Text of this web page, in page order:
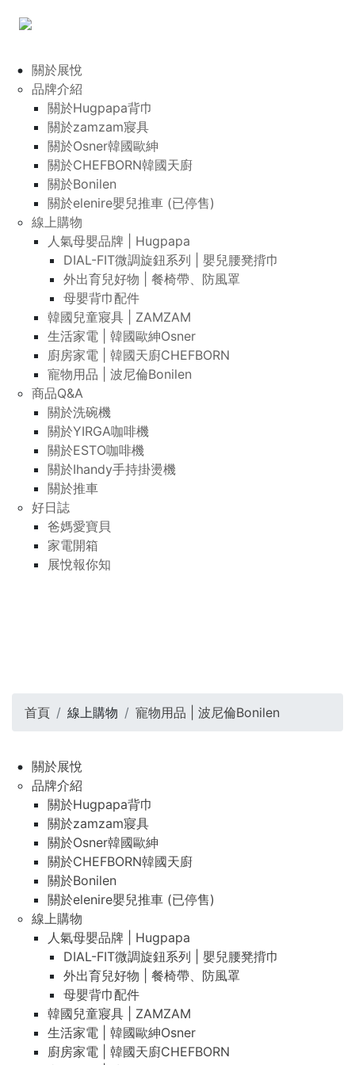
關於展悅
品牌介紹
關於Hugpapa背巾
關於zamzam寢具
關於Osner韓國歐紳
關於CHEFBORN韓國天廚
關於Bonilen
關於elenire嬰兒推車 (已停售)
線上購物
人氣母嬰品牌 | Hugpapa
DIAL-FIT微調旋鈕系列 | 嬰兒腰凳揹巾
外出育兒好物 | 餐椅帶、防風罩
母嬰背巾配件
韓國兒童寢具 | ZAMZAM
生活家電 | 韓國歐紳Osner
廚房家電 | 韓國天廚CHEFBORN
寵物用品 | 波尼倫Bonilen
商品Q&A
關於洗碗機
關於YIRGA咖啡機
關於ESTO咖啡機
關於Ihandy手持掛燙機
關於推車
好日誌
爸媽愛寶貝
家電開箱
展悅報你知
首頁 線上購物 寵物用品 | 波尼倫Bonilen
關於展悅
品牌介紹
關於Hugpapa背巾
關於zamzam寢具
關於Osner韓國歐紳
關於CHEFBORN韓國天廚
關於Bonilen
關於elenire嬰兒推車 (已停售)
線上購物
人氣母嬰品牌 | Hugpapa
DIAL-FIT微調旋鈕系列 | 嬰兒腰凳揹巾
外出育兒好物 | 餐椅帶、防風罩
母嬰背巾配件
韓國兒童寢具 | ZAMZAM
生活家電 | 韓國歐紳Osner
廚房家電 | 韓國天廚CHEFBORN